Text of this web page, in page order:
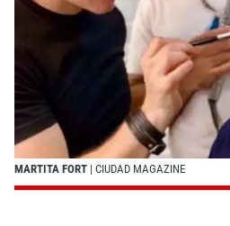
MARTITA FORT | CIUDAD MAGAZINE